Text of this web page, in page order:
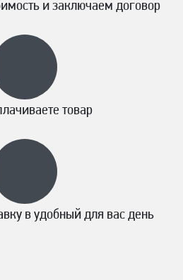
и заключаем договор
товар
в удобный для вас день